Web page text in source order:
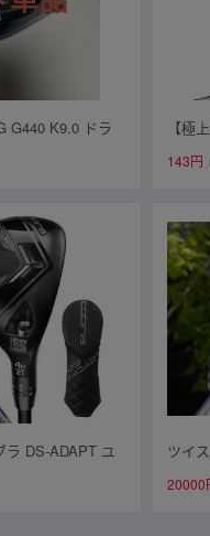
G440 K9.0 ドラ
単品
【極
2025
143円
ラ DS-ADAPT ユ
Q for cobra (S)
ツイ
ポー
20000